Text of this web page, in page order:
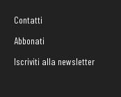
Contatti
Abbonati
Iscriviti alla newsletter